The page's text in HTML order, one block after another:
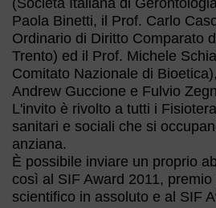
(Società Italiana di
Paola Binetti, il Prof. Carlo
Ordinario di Diritto Comparato
Trento) ed il Prof. Michele
Comitato Nazionale di
Andrew Guccione e Fulvio
L'invito è rivolto a tutti i
sanitari e sociali che si
anziana.
È possibile inviare un proprio
così al SIF Award 2011,
scientifico in assoluto e al SIF